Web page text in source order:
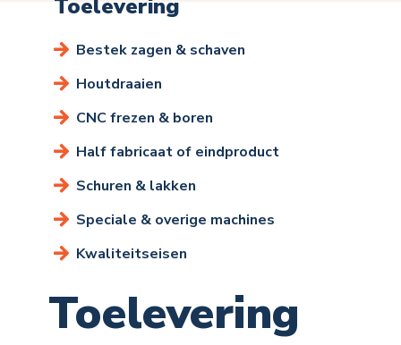
Toelevering
Bestek zagen & schaven
Houtdraaien
CNC frezen & boren
Half fabricaat of eindproduct
Schuren & lakken
Speciale & overige machines
Kwaliteitseisen
Toelevering